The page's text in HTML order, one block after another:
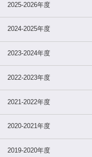
2025-2026年度
2024-2025年度
2023-2024年度
2022-2023年度
2021-2022年度
2020-2021年度
2019-2020年度